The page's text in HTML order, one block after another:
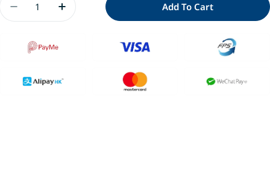
Decrease Quantity For 世說貓語 堅毅貓-阿智
Increase Quantity For 世說貓語 堅毅貓-
Add To Cart